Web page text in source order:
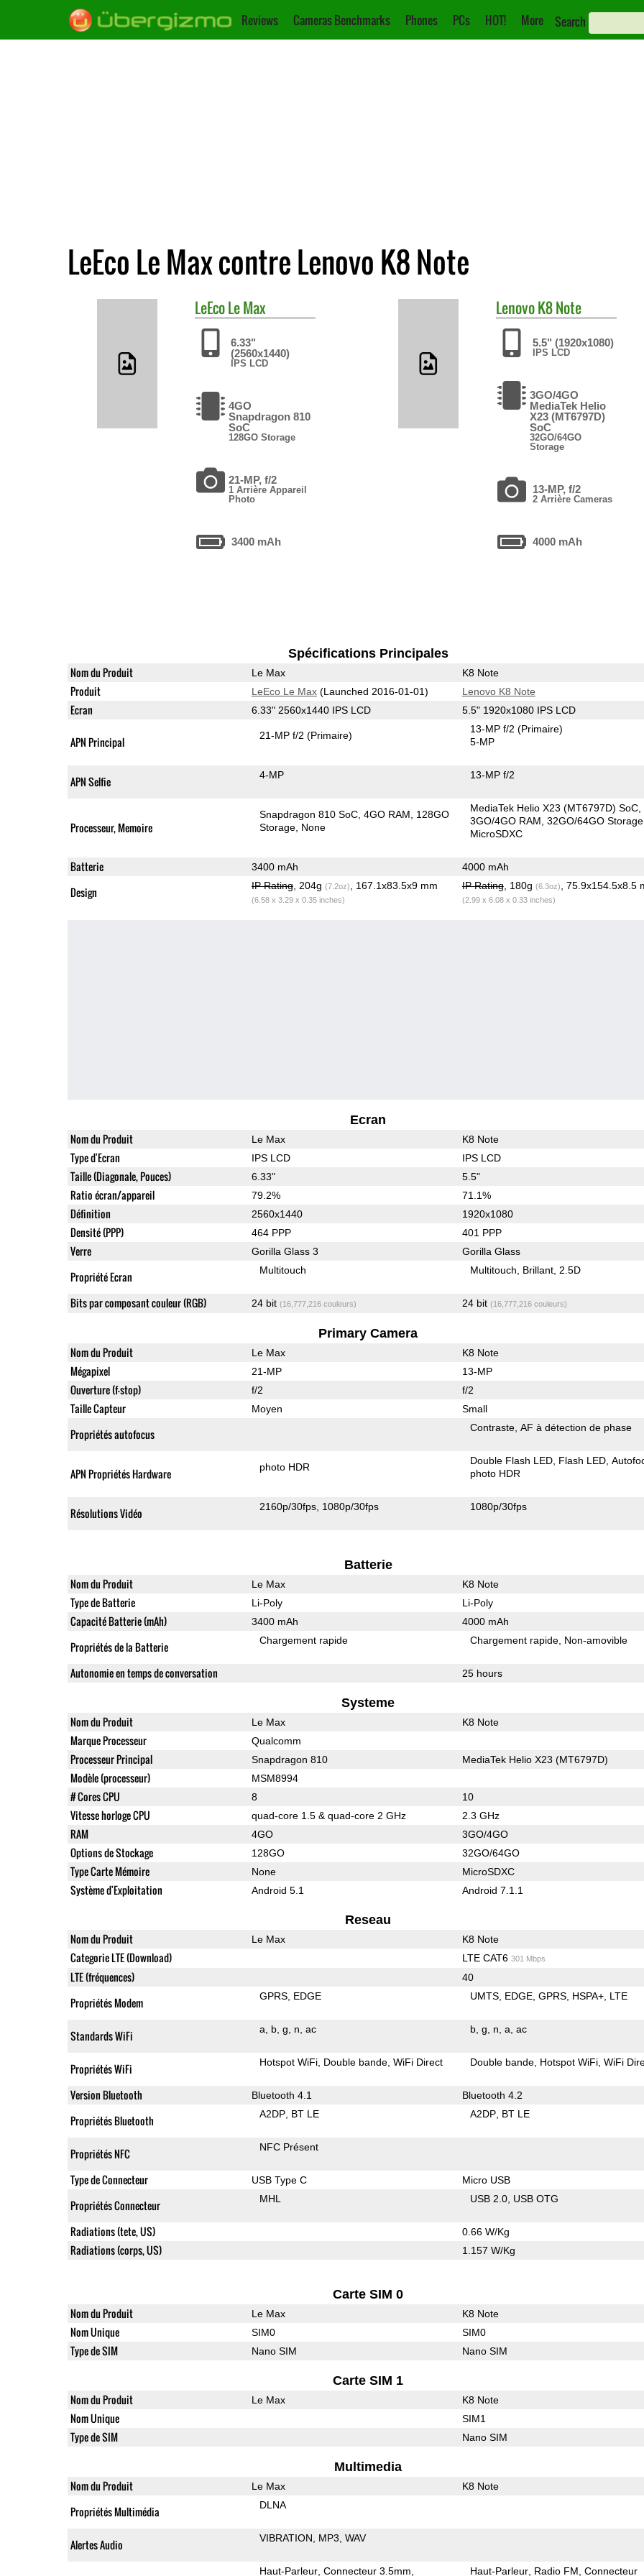
Reviews Cameras Benchmarks Phones PCs HOT! More Search
LeEco Le Max contre Lenovo K8 Note
LeEcoLe Max
6.33"
(2560x1440)
IPS LCD
4GO
Snapdragon 810
SoC
128GO Storage
21-MP, f/2
1 Arrière Appareil
Photo
3400 mAh
LenovoK8 Note
5.5" (1920x1080)
IPS LCD
3GO/4GO
MediaTek Helio
X23 (MT6797D)
SoC
32GO/64GO
Storage
13-MP, f/2
2 Arrière Cameras
4000 mAh
Spécifications Principales
Nom du Produit Le Max K8 Note
Produit LeEco Le Max(Launched 2016-01-01) Lenovo K8 Note
Ecran 6.33" 2560x1440 IPS LCD 5.5" 1920x1080 IPS LCD
APN Principal 21-MP f/2(Primaire)
13-MP f/2(Primaire)
5-MP
APN Selfie 4-MP 13-MP f/2
Processeur, Memoire
Snapdragon 810 SoC 4GO RAM
128GO
Storage None
MediaTek Helio X23 (MT6797D) SoC
3GO/4GO RAM 32GO/64GO Storage
MicroSDXC
Batterie 3400 mAh 4000 mAh
Design IP Rating, 204g (7.2oz) , 167.1x83.5x9 mm
(6.58 x 3.29 x 0.35 inches)
IP Rating, 180g (6.3oz) , 75.9x154.5x8.5
(2.99 x 6.08 x 0.33 inches)
Ecran
Nom du Produit Le Max K8 Note
Type d'Ecran IPS LCD IPS LCD
Taille (Diagonale, Pouces) 6.33" 5.5"
Ratio écran/appareil 79.2% 71.1%
Définition 2560x1440 1920x1080
Densité (PPP) 464 PPP 401 PPP
Verre Gorilla Glass 3 Gorilla Glass
Propriété Ecran Multitouch Multitouch Brillant 2.5D
Bits par composant couleur (RGB) 24 bit (16,777,216 couleurs) 24 bit (16,777,216 couleurs)
Primary Camera
Nom du Produit Le Max K8 Note
Mégapixel 21-MP 13-MP
Ouverture (f-stop) f/2 f/2
Taille Capteur Moyen Small
Propriétés autofocus Contraste AF à détection de phase
APN Propriétés Hardware photo HDR
Double Flash LED Flash LED
photo HDR
Résolutions Vidéo 2160p/30fps 1080p/30fps 1080p/30fps
Batterie
Nom du Produit Le Max K8 Note
Type de Batterie Li-Poly Li-Poly
Capacité Batterie (mAh) 3400 mAh 4000 mAh
Propriétés de la Batterie Chargement rapide Chargement rapide Non-amovible
Autonomie en temps de conversation 25 hours
Systeme
Nom du Produit Le Max K8 Note
Marque Processeur Qualcomm
Processeur Principal Snapdragon 810 MediaTek Helio X23 (MT6797D)
Modèle (processeur) MSM8994
# Cores CPU 8 10
Vitesse horloge CPU quad-core 1.5 & quad-core 2 GHz 2.3 GHz
RAM 4GO 3GO/4GO
Options de Stockage 128GO 32GO/64GO
Type Carte Mémoire None MicroSDXC
Système d'Exploitation Android 5.1 Android 7.1.1
Reseau
Nom du Produit Le Max K8 Note
Categorie LTE (Download) LTE CAT6 301 Mbps
LTE (fréquences) 40
Propriétés Modem GPRS EDGE UMTS EDGE GPRS HSPA+ LTE
Standards WiFi a b g n ac b g n a ac
Propriétés WiFi Hotspot WiFi Double bande WiFi Direct Double bande Hotspot WiFi WiFi
Version Bluetooth Bluetooth 4.1 Bluetooth 4.2
Propriétés Bluetooth A2DP BT LE A2DP BT LE
Propriétés NFC NFC Présent
Type de Connecteur USB Type C Micro USB
Propriétés Connecteur MHL USB 2.0 USB OTG
Radiations (tete, US) 0.66 W/Kg
Radiations (corps, US) 1.157 W/Kg
Carte SIM 0
Nom du Produit Le Max K8 Note
Nom Unique SIM0 SIM0
Type de SIM Nano SIM Nano SIM
Carte SIM 1
Nom du Produit Le Max K8 Note
Nom Unique SIM1
Type de SIM Nano SIM
Multimedia
Nom du Produit Le Max K8 Note
Propriétés Multimédia DLNA
Alertes Audio VIBRATION MP3 WAV
Haut-Parleur Connecteur 3.5mm Haut-Parleur Radio FM Connecteur